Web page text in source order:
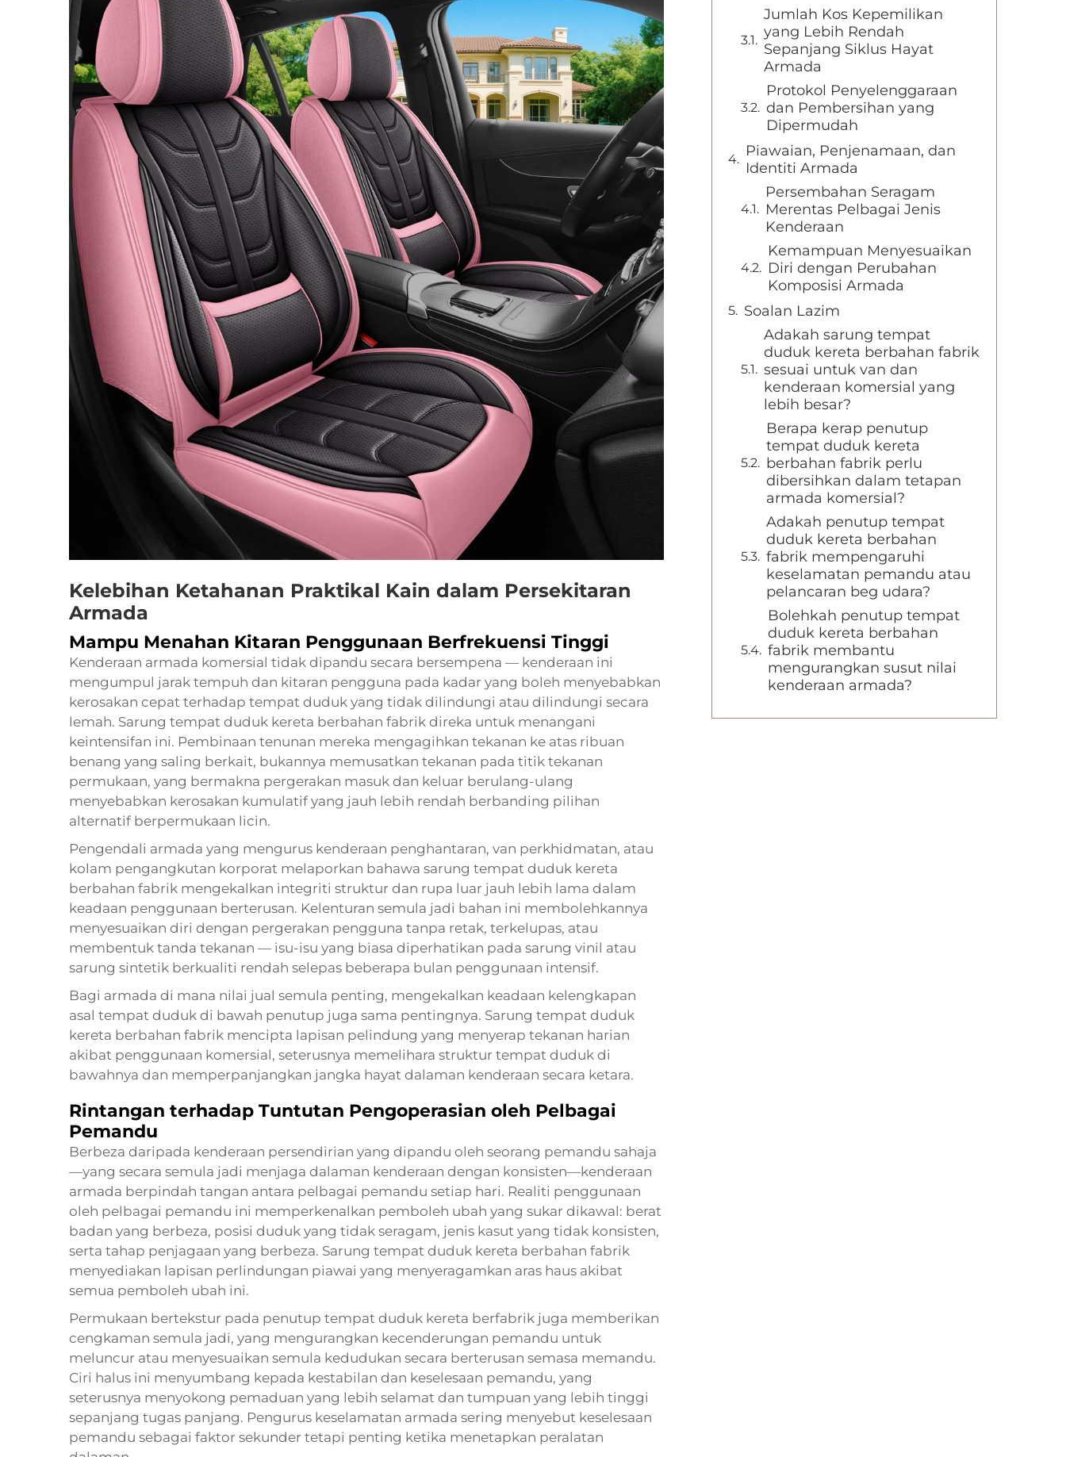
Kelebihan Ketahanan Praktikal Kain dalam Persekitaran
Armada
Mampu Menahan Kitaran Penggunaan Berfrekuensi Tinggi
Kenderaan armada komersial tidak dipandu secara bersempena — kenderaan ini
mengumpul jarak tempuh dan kitaran pengguna pada kadar yang boleh menyebabkan
kerosakan cepat terhadap tempat duduk yang tidak dilindungi atau dilindungi secara
lemah. Sarung tempat duduk kereta berbahan fabrik direka untuk menangani
keintensifan ini. Pembinaan tenunan mereka mengagihkan tekanan ke atas ribuan
benang yang saling berkait, bukannya memusatkan tekanan pada titik tekanan
permukaan, yang bermakna pergerakan masuk dan keluar berulang-ulang
menyebabkan kerosakan kumulatif yang jauh lebih rendah berbanding pilihan
alternatif berpermukaan licin.
Pengendali armada yang mengurus kenderaan penghantaran, van perkhidmatan, atau
kolam pengangkutan korporat melaporkan bahawa sarung tempat duduk kereta
berbahan fabrik mengekalkan integriti struktur dan rupa luar jauh lebih lama dalam
keadaan penggunaan berterusan. Kelenturan semula jadi bahan ini membolehkannya
menyesuaikan diri dengan pergerakan pengguna tanpa retak, terkelupas, atau
membentuk tanda tekanan — isu-isu yang biasa diperhatikan pada sarung vinil atau
sarung sintetik berkualiti rendah selepas beberapa bulan penggunaan intensif.
Bagi armada di mana nilai jual semula penting, mengekalkan keadaan kelengkapan
asal tempat duduk di bawah penutup juga sama pentingnya. Sarung tempat duduk
kereta berbahan fabrik mencipta lapisan pelindung yang menyerap tekanan harian
akibat penggunaan komersial, seterusnya memelihara struktur tempat duduk di
bawahnya dan memperpanjangkan jangka hayat dalaman kenderaan secara ketara.
Rintangan terhadap Tuntutan Pengoperasian oleh Pelbagai
Pemandu
Berbeza daripada kenderaan persendirian yang dipandu oleh seorang pemandu sahaja
—yang secara semula jadi menjaga dalaman kenderaan dengan konsisten—kenderaan
armada berpindah tangan antara pelbagai pemandu setiap hari. Realiti penggunaan
oleh pelbagai pemandu ini memperkenalkan pemboleh ubah yang sukar dikawal: berat
badan yang berbeza, posisi duduk yang tidak seragam, jenis kasut yang tidak konsisten,
serta tahap penjagaan yang berbeza. Sarung tempat duduk kereta berbahan fabrik
menyediakan lapisan perlindungan piawai yang menyeragamkan aras haus akibat
semua pemboleh ubah ini.
Permukaan bertekstur pada penutup tempat duduk kereta berfabrik juga memberikan
cengkaman semula jadi, yang mengurangkan kecenderungan pemandu untuk
meluncur atau menyesuaikan semula kedudukan secara berterusan semasa memandu.
Ciri halus ini menyumbang kepada kestabilan dan keselesaan pemandu, yang
seterusnya menyokong pemaduan yang lebih selamat dan tumpuan yang lebih tinggi
sepanjang tugas panjang. Pengurus keselamatan armada sering menyebut keselesaan
pemandu sebagai faktor sekunder tetapi penting ketika menetapkan peralatan
Jumlah Kos Kepemilikan
yang Lebih Rendah
Sepanjang Siklus Hayat
Armada
Protokol Penyelenggaraan
dan Pembersihan yang
Dipermudah
Piawaian, Penjenamaan, dan
Identiti Armada
Persembahan Seragam
Merentas Pelbagai Jenis
Kenderaan
Kemampuan Menyesuaikan
Diri dengan Perubahan
Komposisi Armada
Soalan Lazim
Adakah sarung tempat
duduk kereta berbahan fabrik
sesuai untuk van dan
kenderaan komersial yang
lebih besar?
Berapa kerap penutup
tempat duduk kereta
berbahan fabrik perlu
dibersihkan dalam tetapan
armada komersial?
Adakah penutup tempat
duduk kereta berbahan
fabrik mempengaruhi
keselamatan pemandu atau
pelancaran beg udara?
Bolehkah penutup tempat
duduk kereta berbahan
fabrik membantu
mengurangkan susut nilai
kenderaan armada?